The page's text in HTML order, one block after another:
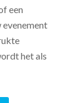
een
het als